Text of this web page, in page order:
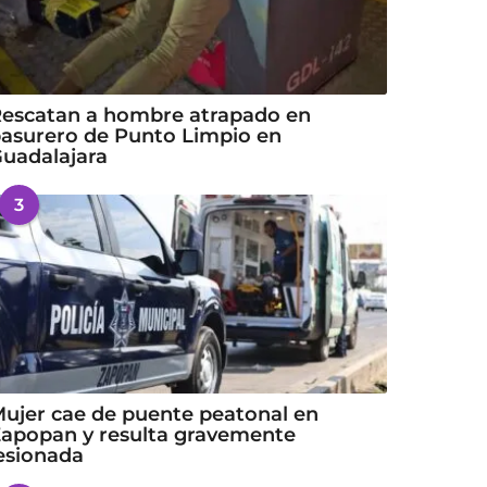
a hombre atrapado en
de Punto Limpio en
3
cae de puente peatonal en
y resulta gravemente